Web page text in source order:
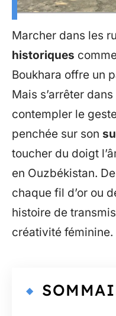
Marcher dans les
historiques
Boukhara offre un
Mais s’arrêter dans
contempler le
penchée sur son
toucher du doigt
en Ouzbékistan.
chaque fil d’or ou
histoire de
créativité féminine.